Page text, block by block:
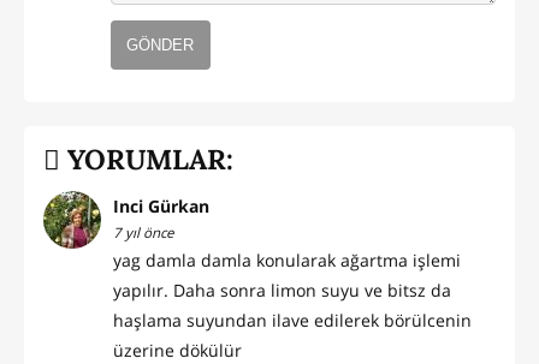
GÖNDER
YORUMLAR:
Inci Gürkan
7 yıl önce
yag damla damla konularak ağartma işlemi
yapılır. Daha sonra limon suyu ve bitsz da
haşlama suyundan ilave edilerek börülcenin
üzerine dökülür